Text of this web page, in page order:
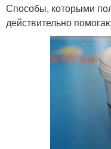
Способы, которыми
действительно